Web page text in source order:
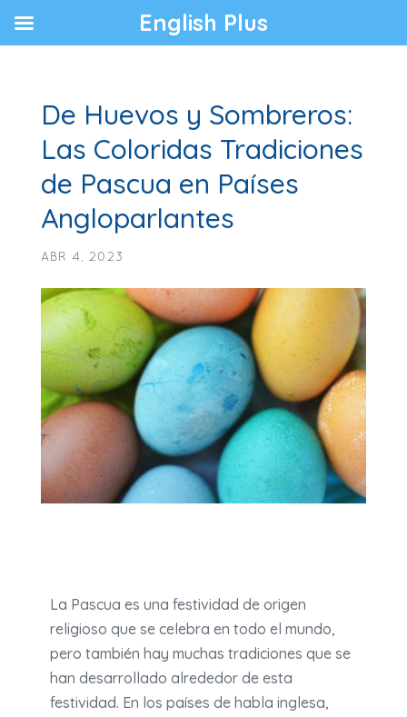
De Huevos y Sombreros:
Las Coloridas Tradiciones
de Pascua en Países
Angloparlantes
ABR 4, 2023
La Pascua es una festividad de origen
religioso que se celebra en todo el mundo,
pero también hay muchas tradiciones que se
han desarrollado alrededor de esta
festividad. En los países de habla inglesa,
English Plus